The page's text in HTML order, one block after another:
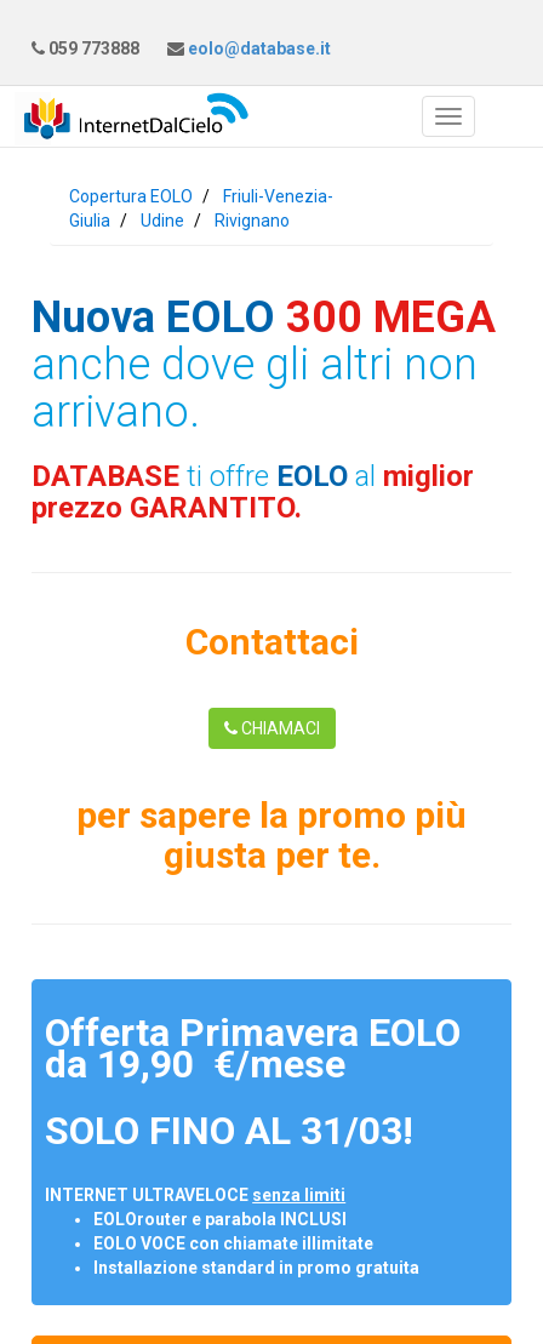
059 773888 eolo@database.it
Copertura EOLO
Friuli-Venezia-
Giulia
Udine Rivignano
Nuova EOLO 300 MEGA
anche dove gli altri non
arrivano.
DATABASEti offre EOLO al miglior
prezzo GARANTITO.
Contattaci
CHIAMACI
per sapere la promo più
giusta per te.
Offerta Primavera EOLO
da 19,90 €/mese
SOLO FINO AL 31/03!
INTERNET ULTRAVELOCE senza limiti
EOLOrouter e parabola INCLUSI
EOLO VOCE con chiamate illimitate
Installazione standard in promo gratuita